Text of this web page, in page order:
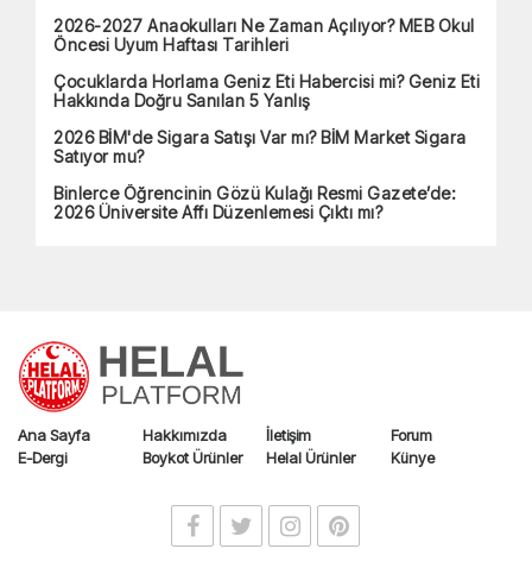
2026-2027 Anaokulları Ne Zaman Açılıyor? MEB Okul
Öncesi Uyum Haftası Tarihleri
Çocuklarda Horlama Geniz Eti Habercisi mi? Geniz Eti
Hakkında Doğru Sanılan 5 Yanlış
2026 BİM'de Sigara Satışı Var mı? BİM Market Sigara
Satıyor mu?
Binlerce Öğrencinin Gözü Kulağı Resmi Gazete’de:
2026 Üniversite Affı Düzenlemesi Çıktı mı?
Ana Sayfa Hakkımızda İletişim
Forum
E-Dergi
Boykot Ürünler Helal Ürünler Künye